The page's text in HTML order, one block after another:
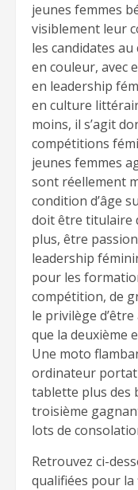
jeunes femmes
visiblement leur
les candidates
en couleur, avec
en leadership
en culture
moins, il s’agit
compétitions
jeunes femmes
sont réellement
condition d’âge
doit être titulaire
plus, être
leadership
pour les
compétition, de
le privilège
que la deuxième
Une moto
ordinateur
tablette plus des
troisième
lots de
Retrouvez ci-
qualifiées pour la